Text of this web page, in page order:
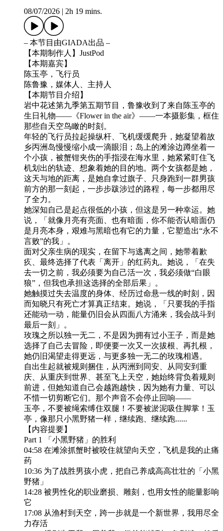
08/07/2026 2h 19 mins.
– 本节目由GIADA出品 –
【本期制作人】JustPod
【本期嘉宾】
陈玉亭，飞行员
陈鲁豫，媒体人、主持人
【本期节目介绍】
岩中花述第九季第五期节目，鲁豫收到了来自陈玉亭的
生日礼物——《Flower in the air》——一本摄影集，框住
那些自天空鸟瞰的时刻。
年轻的飞行员拉起操纵杆、飞机缓缓爬升，她凝望着故
乡丙洲岛慢慢缩小成一滴眼泪；岛上的滩涂边蹲坐着一
个小孩，被蟹钳夹伤的手指浸在海水里，她紧紧盯住飞
机划出的轨迹、想象着她的目的地。两个女孩都是她，
这天与地的距离，是她自拿过旗子、只身跑到一群男孩
前方的那一刻起，一步步跋涉过的路程，每一步都用尽
了全力。
她深知自己是起点很低的小孩，但这是另一种幸运。她
说，「就像月亮有亮面、也有暗面，你不能否认暗面仍
是月亮本身，艰难与黑暗也有它的力量，它塑造出“永不
言败”的我」。
面对父亲生病的现实，在留下与逃离之间，她带着歉
疚、最终选择了代表「离开」的红药丸。她说，「在失
去一切之前，我必须要为自己活一次，我必须做“白眼
狼”，但我也承担这选择的全部后果」。
她触摸过失去温度的身体、经历过命悬一线的时刻，因
而知晓只有死亡才算真正结束。她说，「只要我的手指
还能动一动，能量仍旧会从四面八方涌来，我会战斗到
最后一刻」。
玫瑰之所以独一无二，不是因为拥有过小王子，而是她
选择了自己去冒险，即便要一次又一次拔根、再扎根，
她仍旧渴望走得更远，与更多独一无二的玫瑰相遇。
自出生起就被规则捆住，从丙洲到同安、从同安到重
庆、从重庆到世界、甚至飞上天空，她始终背负着规则
前进，但她知道自己会越跑越快，因为她有力量、可以
不惜一切剪断它们。那个声音不会停止回响——
玉亭，不要被绳索缚住双腿！不要被淤泥吸住脚掌！玉
亭，像那只小黑野猪一样，继续跑、继续跑......
【内容提要】
Part 1 「小黑野猪」的胜利
04:58 在滩涂抓蟹时被咬住就望向天空，飞机是我的止痛
药
10:36 为了战胜男孩小虎，把自己养成高高壮壮的「小黑
野猪」
14:28 被男性化的职业磨损、雕刻，也用女性的能量影响
它
17:08 从渔村到天空，跨一步就是一个新世界，我用尽全
力存活